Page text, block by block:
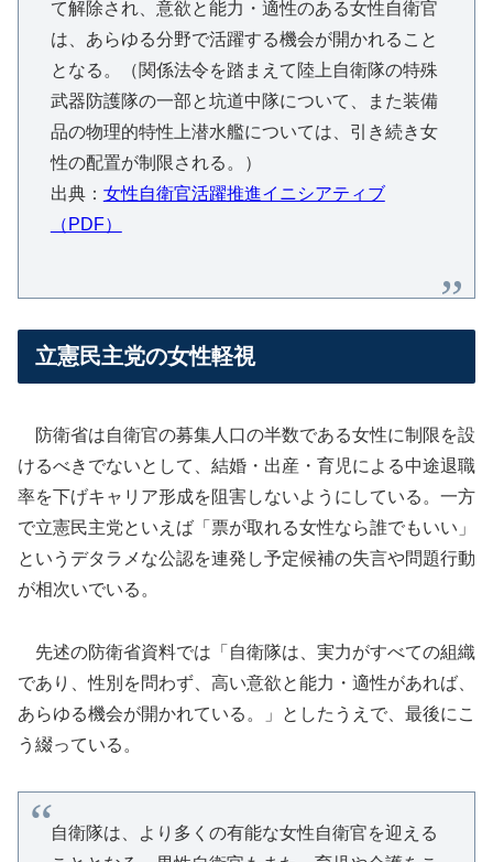
て解除され、意欲と能力・適性のある女性自衛官
は、あらゆる分野で活躍する機会が開かれること
となる。（関係法令を踏まえて陸上自衛隊の特殊
武器防護隊の一部と坑道中隊について、また装備
品の物理的特性上潜水艦については、引き続き女
性の配置が制限される。）
出典： 女性自衛官活躍推進イニシアティブ
（PDF）
立憲民主党の女性軽視
防衛省は自衛官の募集人口の半数である女性に制限を設
けるべきでないとして、結婚・出産・育児による中途退職
率を下げキャリア形成を阻害しないようにしている。一方
で立憲民主党といえば「票が取れる女性なら誰でもいい」
というデタラメな公認を連発し予定候補の失言や問題行動
が相次いでいる。
先述の防衛省資料では「自衛隊は、実力がすべての組織
であり、性別を問わず、高い意欲と能力・適性があれば、
あらゆる機会が開かれている。」としたうえで、最後にこ
う綴っている。
自衛隊は、より多くの有能な女性自衛官を迎える